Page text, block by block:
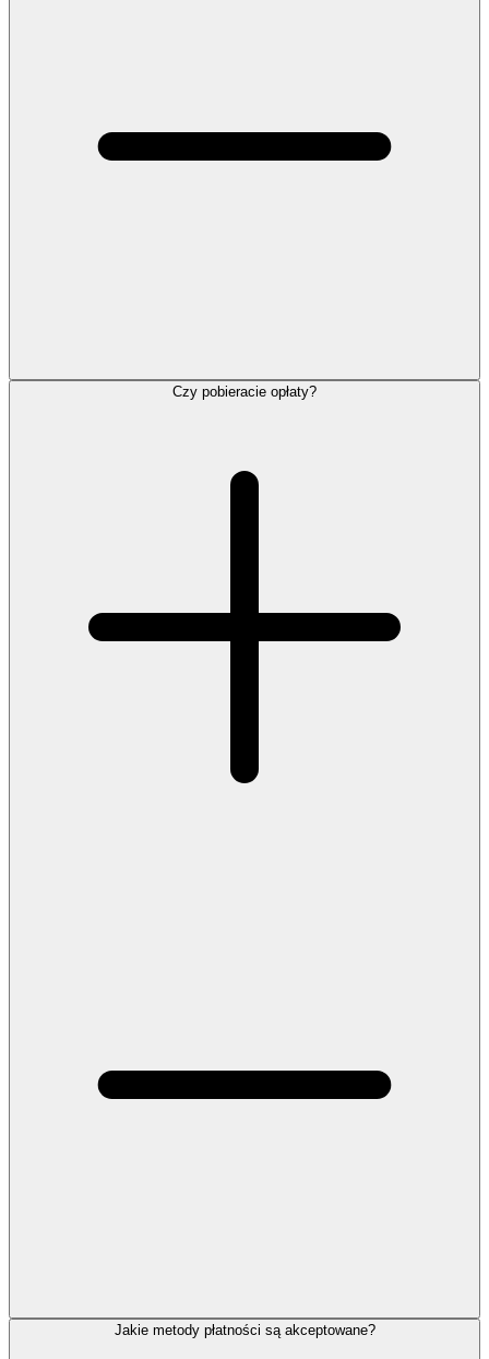
Czy pobieracie opłaty?
Jakie metody płatności są akceptowane?